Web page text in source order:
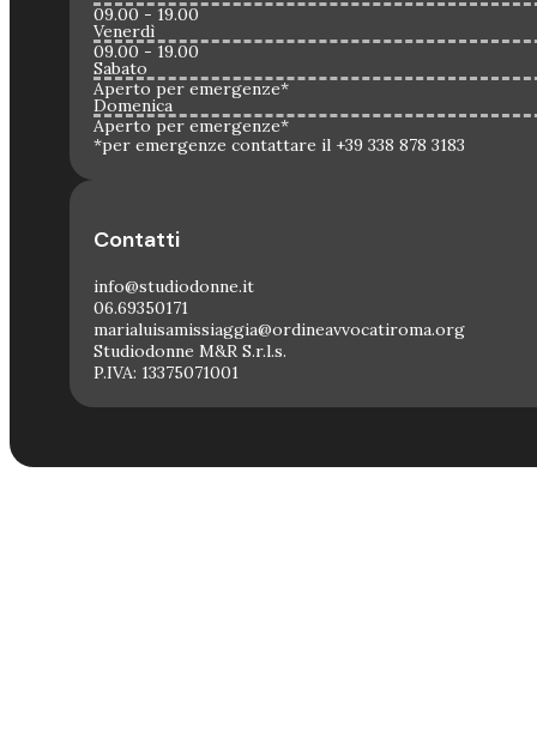
09.00 - 19.00
Venerdì
09.00 - 19.00
Sabato
Aperto per emergenze*
Domenica
Aperto per emergenze*
*per emergenze contattare il +39 338 878 3183
Contatti
info@studiodonne.it
06.69350171
marialuisamissiaggia@ordineavvocatiroma.org
Studiodonne M&R S.r.l.s.
P.IVA: 13375071001